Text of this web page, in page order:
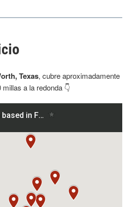
Texas, cubre aproximadamente
a la redonda 👇